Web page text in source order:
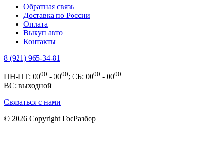
Обратная связь
Доставка по России
Оплата
Выкуп авто
Контакты
8 (921) 965-34-81
ПН-ПТ: 0000 - 0000; СБ: 0000 - 0000
ВС: выходной
Связаться с нами
© 2026 Copyright ГосРазбор